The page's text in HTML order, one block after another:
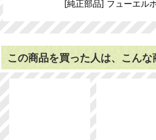
[純正部品] フューエル
この商品を買った人は、こん